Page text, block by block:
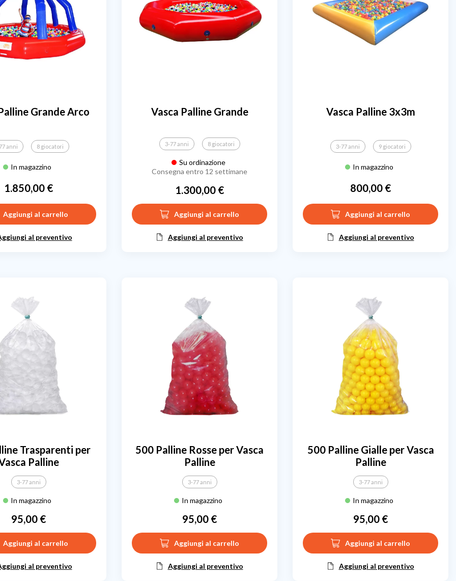
Grande Arco
anni 8 giocatori
In magazzino
Prezzo
1.850,00 €
Aggiungi al carrello
al preventivo
Vasca Palline Grande
3-77 anni 8 giocatori
Su ordinazione
Consegna entro 12 settimane
Prezzo
1.300,00 €
Aggiungi al carrello
Aggiungi al preventivo
Vasca Palline 3x3m
3-77 anni 9 giocatori
In magazzino
Prezzo
800,00 €
Aggiungi al carrello
Aggiungi al preventivo
Trasparenti per
Palline
3-77 anni
In magazzino
Prezzo
95,00 €
Aggiungi al carrello
al preventivo
500 Palline Rosse per Vasca
Palline
3-77 anni
In magazzino
Prezzo
95,00 €
Aggiungi al carrello
Aggiungi al preventivo
500 Palline Gialle per Vasca
Palline
3-77 anni
In magazzino
Prezzo
95,00 €
Aggiungi al carrello
Aggiungi al preventivo